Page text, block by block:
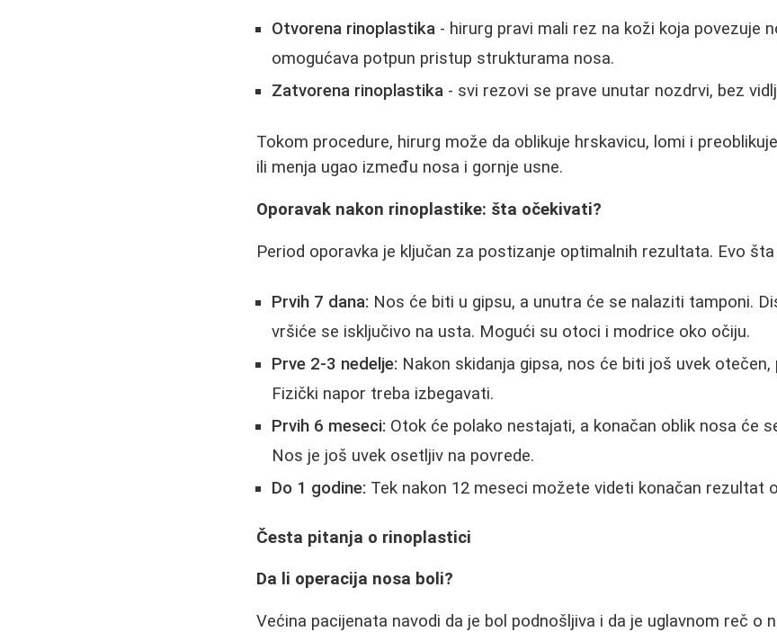
Otvorena rinoplastika - hirurg pravi mali rez na koži koja povezuje
omogućava potpun pristup strukturama nosa.
Zatvorena rinoplastika - svi rezovi se prave unutar nozdrvi, bez
Tokom procedure, hirurg može da oblikuje hrskavicu, lomi i
ili menja ugao između nosa i gornje usne.
Oporavak nakon rinoplastike: šta očekivati?
Period oporavka je ključan za postizanje optimalnih rezultata. Evo
Prvih 7 dana: Nos će biti u gipsu, a unutra će se nalaziti tamponi.
vršiće se isključivo na usta. Mogući su otoci i modrice oko očiju.
Prve 2-3 nedelje: Nakon skidanja gipsa, nos će biti još uvek otečen,
Fizički napor treba izbegavati.
Prvih 6 meseci: Otok će polako nestajati, a konačan oblik nosa će
Nos je još uvek osetljiv na povrede.
Do 1 godine: Tek nakon 12 meseci možete videti konačan rezultat
Česta pitanja o rinoplastici
Da li operacija nosa boli?
Većina pacijenata navodi da je bol podnošljiva i da je uglavnom reč o